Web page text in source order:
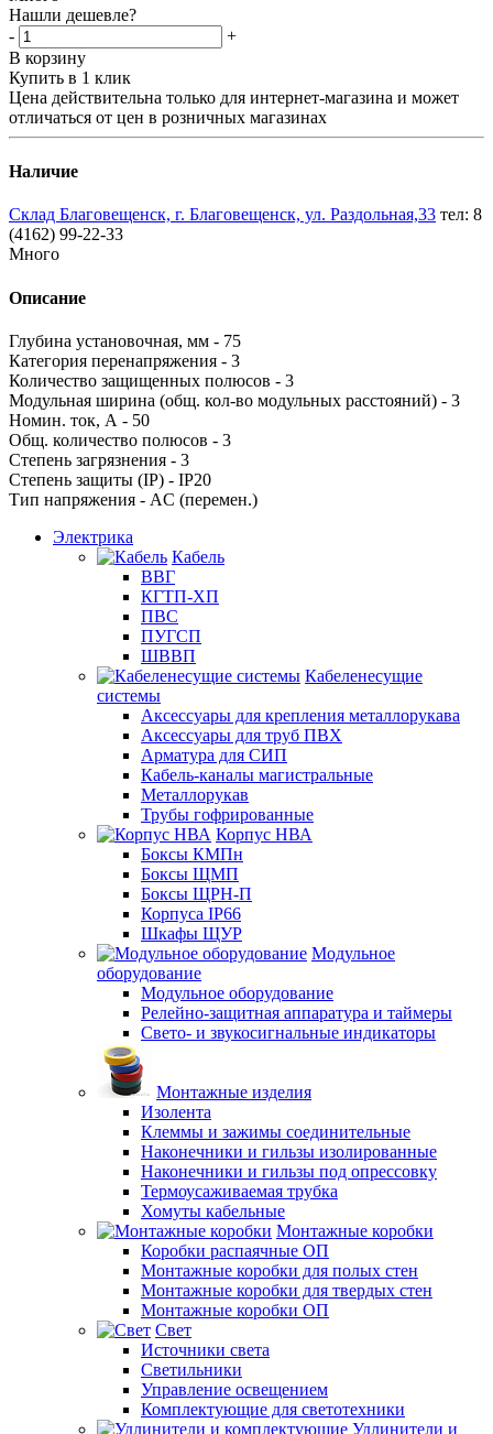
Нашли дешевле?
-
+
В корзину
Купить в 1 клик
Цена действительна только для интернет-магазина и может
отличаться от цен в розничных магазинах
Наличие
Склад Благовещенск, г. Благовещенск, ул. Раздольная,33 тел: 8
(4162) 99-22-33
Много
Описание
Глубина установочная, мм - 75
Категория перенапряжения - 3
Количество защищенных полюсов - 3
Модульная ширина (общ. кол-во модульных расстояний) - 3
Номин. ток, А - 50
Общ. количество полюсов - 3
Степень загрязнения - 3
Степень защиты (IP) - IP20
Тип напряжения - AC (перемен.)
Электрика
Кабель
ВВГ
КГТП-ХП
ПВС
ПУГСП
ШВВП
Кабеленесущие
системы
Аксессуары для крепления металлорукава
Аксессуары для труб ПВХ
Арматура для СИП
Кабель-каналы магистральные
Металлорукав
Трубы гофрированные
Корпус НВА
Боксы КМПн
Боксы ЩМП
Боксы ЩРН-П
Корпуса IP66
Шкафы ЩУР
Модульное
оборудование
Модульное оборудование
Релейно-защитная аппаратура и таймеры
Свето- и звукосигнальные индикаторы
Монтажные изделия
Изолента
Клеммы и зажимы соединительные
Наконечники и гильзы изолированные
Наконечники и гильзы под опрессовку
Термоусаживаемая трубка
Хомуты кабельные
Монтажные коробки
Коробки распаячные ОП
Монтажные коробки для полых стен
Монтажные коробки для твердых стен
Монтажные коробки ОП
Свет
Источники света
Светильники
Управление освещением
Комплектующие для светотехники
Удлинители и